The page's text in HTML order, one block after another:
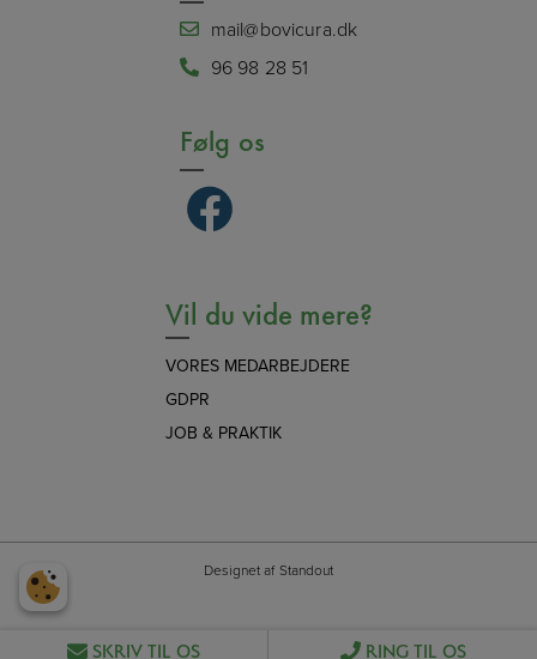
mail@bovicura.dk
96 98 28 51
Følg os
Vil du vide mere?
VORES MEDARBEJDERE
GDPR
JOB & PRAKTIK
Designet af Standout
SKRIV TIL OS RING TIL OS